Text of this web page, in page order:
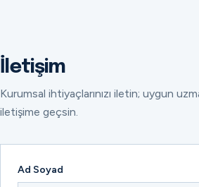
İletişim
Kurumsal ihtiyaçlarınızı iletin; uygun
iletişime geçsin.
Ad Soyad